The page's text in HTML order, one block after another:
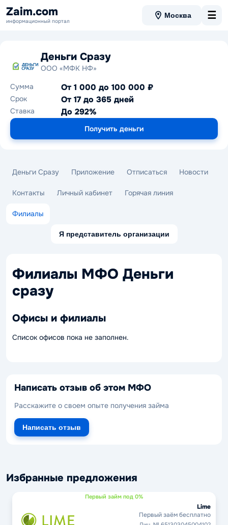
Zaim.com
информационный портал
Москва ☰
Деньги Сразу
ООО «МФК НФ»
Сумма
От 1 000 до 100 000 ₽
Срок От 17 до 365 дней
Ставка До 292%
Получить деньги
Деньги Сразу Приложение Отписаться Новости
Контакты Личный кабинет Горячая линия
Филиалы
Я представитель организации
Филиалы МФО Деньги
сразу
Офисы и филиалы
Список офисов пока не заполнен.
Написать отзыв об этом МФО
Расскажите о своем опыте получения займа
Написать отзыв
Избранные предложения
Первый займ под 0%
Lime
Первый заём бесплатно